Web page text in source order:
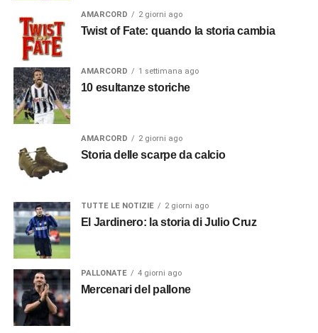
AMARCORD 2 giorni ago
Twist of Fate: quando la storia cambia
AMARCORD 1 settimana ago
10 esultanze storiche
AMARCORD 2 giorni ago
Storia delle scarpe da calcio
TUTTE LE NOTIZIE 2 giorni ago
El Jardinero: la storia di Julio Cruz
PALLONATE 4 giorni ago
Mercenari del pallone